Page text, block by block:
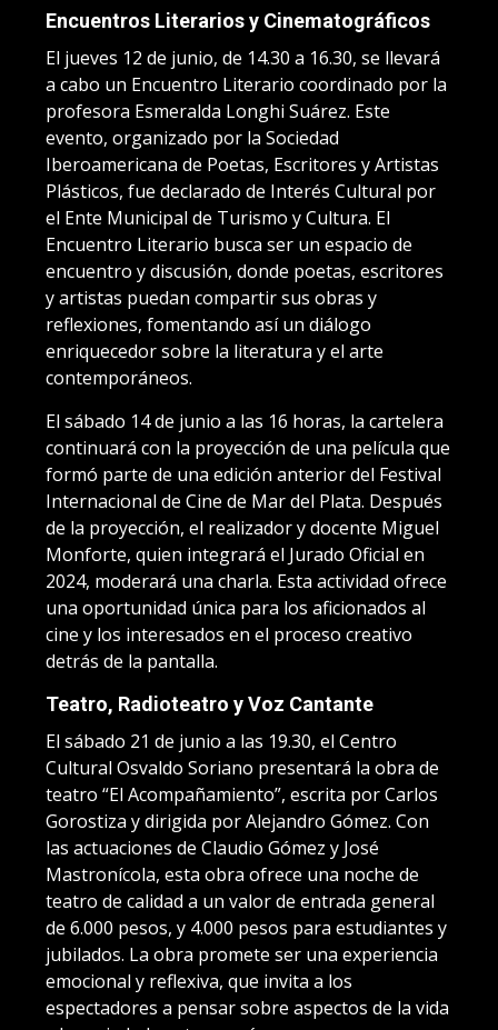
Encuentros Literarios y Cinematográficos
El jueves 12 de junio, de 14.30 a 16.30, se llevará
a cabo un Encuentro Literario coordinado por la
profesora Esmeralda Longhi Suárez. Este
evento, organizado por la Sociedad
Iberoamericana de Poetas, Escritores y Artistas
Plásticos, fue declarado de Interés Cultural por
el Ente Municipal de Turismo y Cultura. El
Encuentro Literario busca ser un espacio de
encuentro y discusión, donde poetas, escritores
y artistas puedan compartir sus obras y
reflexiones, fomentando así un diálogo
enriquecedor sobre la literatura y el arte
contemporáneos.
El sábado 14 de junio a las 16 horas, la cartelera
continuará con la proyección de una película que
formó parte de una edición anterior del Festival
Internacional de Cine de Mar del Plata. Después
de la proyección, el realizador y docente Miguel
Monforte, quien integrará el Jurado Oficial en
2024, moderará una charla. Esta actividad ofrece
una oportunidad única para los aficionados al
cine y los interesados en el proceso creativo
detrás de la pantalla.
Teatro, Radioteatro y Voz Cantante
El sábado 21 de junio a las 19.30, el Centro
Cultural Osvaldo Soriano presentará la obra de
teatro “El Acompañamiento”, escrita por Carlos
Gorostiza y dirigida por Alejandro Gómez. Con
las actuaciones de Claudio Gómez y José
Mastronícola, esta obra ofrece una noche de
teatro de calidad a un valor de entrada general
de 6.000 pesos, y 4.000 pesos para estudiantes y
jubilados. La obra promete ser una experiencia
emocional y reflexiva, que invita a los
espectadores a pensar sobre aspectos de la vida